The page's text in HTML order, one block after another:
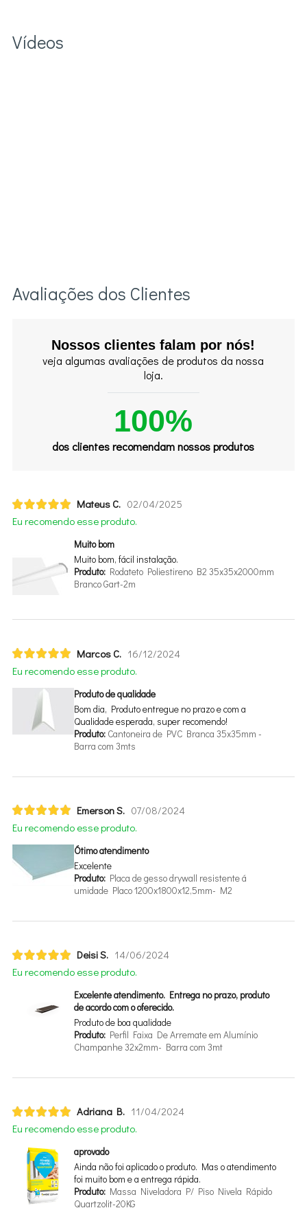
Vídeos
Avaliações dos Clientes
Nossos clientes falam por nós!
veja algumas avaliações de produtos da nossa
loja.
100%
dos clientes recomendam nossos produtos
Mateus C. 02/04/2025
Eu recomendo esse produto.
Muito bom
Muito bom, fácil instalação.
Produto:Rodateto Poliestireno B2 35x35x2000mm
Branco Gart-2m
Marcos C. 16/12/2024
Eu recomendo esse produto.
Produto de qualidade
Bom dia, Produto entregue no prazo e com a
Qualidade esperada, super recomendo!
Produto:Cantoneira de PVC Branca 35x35mm -
Barra com 3mts
Emerson S. 07/08/2024
Eu recomendo esse produto.
Ótimo atendimento
Excelente
Produto:Placa de gesso drywall resistente
umidade Placo 1200x1800x12,5mm- M2
Deisi S. 14/06/2024
Eu recomendo esse produto.
Excelente atendimento. Entrega no prazo, produto
de acordo com o oferecido.
Produto de boa qualidade
Produto:Perfil Faixa De Arremate em Alumínio
Champanhe 32x2mm- Barra com 3mt
Adriana B. 11/04/2024
Eu recomendo esse produto.
aprovado
Ainda não foi aplicado o produto. Mas o atendimento
foi muito bom e a entrega rápida.
Produto:Massa Niveladora P/ Piso Nivela Rápido
Quartzolit-20KG